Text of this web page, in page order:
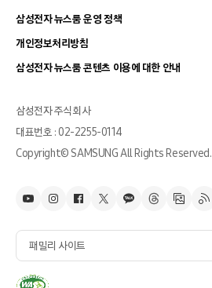
삼성전자 뉴스룸 운영 정책
개인정보처리방침
삼성전자 뉴스룸 콘텐츠 이용에 대한 안내
삼성전자 주식회사
대표번호 : 02-2255-0114
Copyright© SAMSUNG All Rights Reserved.
패밀리 사이트